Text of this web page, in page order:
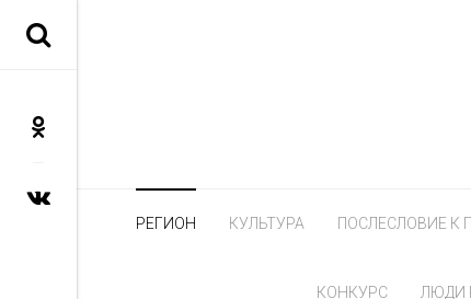
РЕГИОН КУЛЬТУРА ПОСЛЕСЛОВИЕ К
КОНКУРС ЛЮДИ